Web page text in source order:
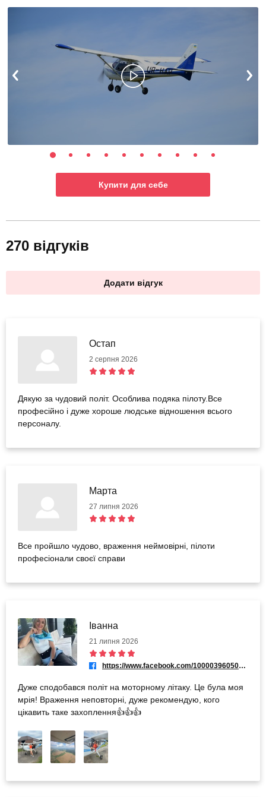
Купити для себе
270 відгуків
Додати відгук
Остап
2 серпня 2026
Дякую за чудовий політ. Особлива подяка пілоту.Все
професійно і дуже хороше людське відношення всього
персоналу.
Марта
27 липня 2026
Все пройшло чудово, враження неймовірні, пілоти
професіонали своєї справи
Іванна
21 липня 2026
https://www.facebook.com/100003960504949
Дуже сподобався політ на моторному літаку. Це була моя
мрія! Враження неповторні, дуже рекомендую, кого
цікавить таке захоплення👍👍👍